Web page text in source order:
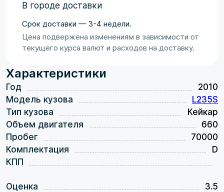
Характеристики
Год
2010
Модель кузова
L235S
Тип кузова
Кейкар
Объем двигателя
660
Пробег
70000
Комплектация
D
КПП
Оценка
3.5
В городе доставки
Срок доставки — 3-4 недели.
Цена подвержена изменениям в зависимости от
текущего курса валют и расходов на доставку.